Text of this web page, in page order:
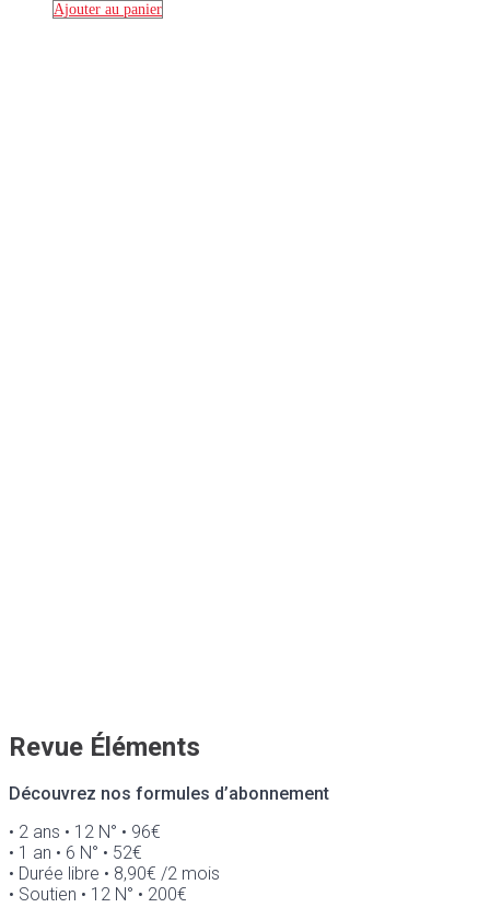
Ajouter au panier
Revue Éléments
Découvrez nos formules d’abonnement
• 2 ans • 12 N° • 96€
• 1 an • 6 N° • 52€
• Durée libre • 8,90€ /2 mois
• Soutien • 12 N° • 200€